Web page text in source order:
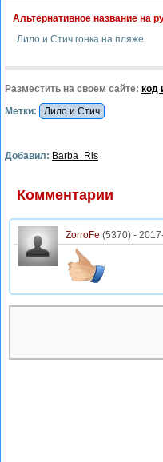
Альтернативное название на
Лило и Стич гонка на пляже
Разместить на своем сайте: код
Метки:
Лило и Стич
Добавил: Barba_Ris
Комментарии
ZorroFe (5370) -